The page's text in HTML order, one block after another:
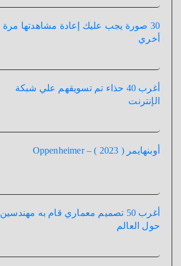
30 صورة يجب عليك إعادة مشاهدتها مرة
أخري
أغرب 40 حذاء تم تسويقهم علي شبكة
الإنترنت
أوبنهايمر ( 2023 ) – Oppenheimer
أغرب 50 تصميم معماري قام به مهندسين
حول العالم